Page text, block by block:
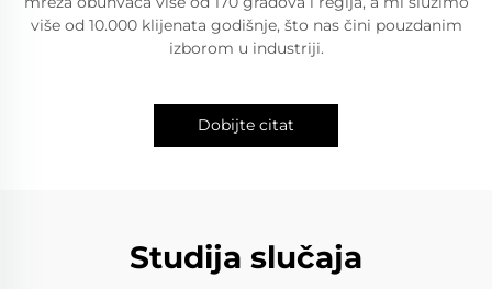
više od 10.000 klijenata godišnje, što nas čini pouzdanim
izborom u industriji.
Dobijte citat
Studija slučaja